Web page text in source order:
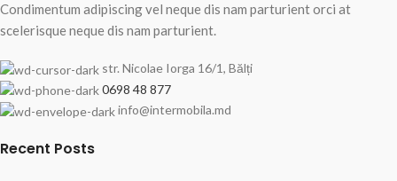
Condimentum adipiscing vel neque dis nam parturient orci at
scelerisque neque dis nam parturient.
str. Nicolae Iorga 16/1, Bălți
0698 48 877
info@intermobila.md
Recent Posts